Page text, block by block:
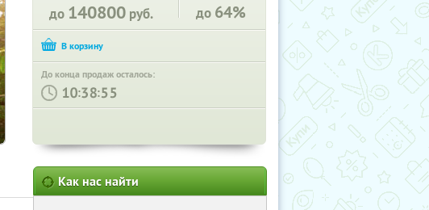
до 140800 руб. до 64%
До конца продаж осталось:
: :
Как нас найти